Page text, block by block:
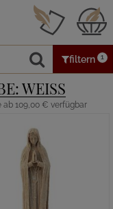
filtern 1
WEISS
ab 109,00 € verfügbar